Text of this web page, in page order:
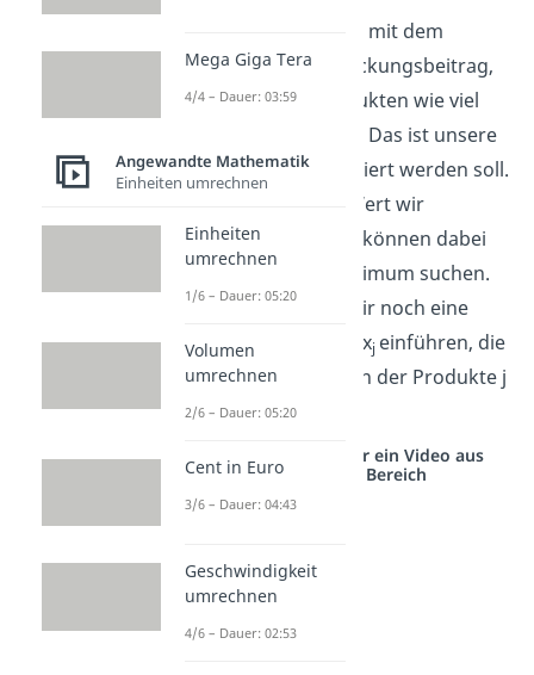
Produktionsprogramm mit dem
maximalen Gesamt-Deckungsbeitrag,
also von welchen Produkten wie viel
produziert werden soll. Das ist unsere
Zielfunktion, die maximiert werden soll.
Sie legt fest, welchen Wert wir
optimieren wollen. Wir können dabei
ein Maximum oder Minimum suchen.
Zum Schluss müssen wir noch eine
Entscheidungsvariable xj einführen, die
die Produktionsmengen der Produkte j
angibt.
Studyflix vernetzt: Hier ein Video aus
einem anderen Bereich
Mega Giga Tera
4/4 – Dauer: 03:59
Angewandte Mathematik
Einheiten umrechnen
Einheiten
umrechnen
1/6 – Dauer: 05:20
Volumen
umrechnen
2/6 – Dauer: 05:20
Cent in Euro
3/6 – Dauer: 04:43
Geschwindigkeit
umrechnen
4/6 – Dauer: 02:53